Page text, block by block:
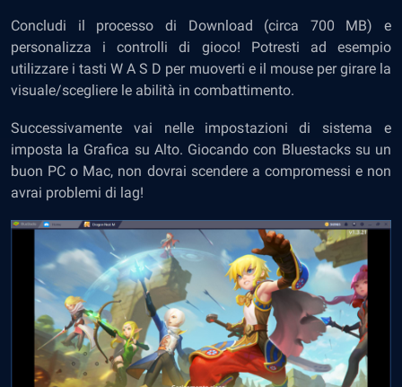
Concludi il processo di Download (circa 700 MB) e
personalizza i controlli di gioco! Potresti ad esempio
utilizzare i tasti W A S D per muoverti e il mouse per girare la
visuale/scegliere le abilità in combattimento.
Successivamente vai nelle impostazioni di sistema e
imposta la Grafica su Alto. Giocando con Bluestacks su un
buon PC o Mac, non dovrai scendere a compromessi e non
avrai problemi di lag!